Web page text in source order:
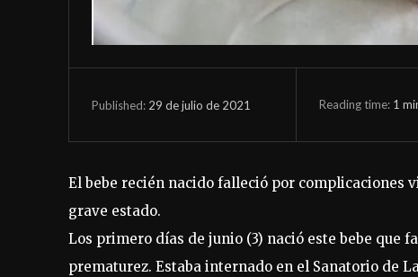
Published: 29 de julio de 2021 Reading time: 1
El bebe recién nacido falleció por complicaciones
grave estado.
Los primero días de junio (3) nació este bebe que
prematurez. Estaba internado en el Sanatorio de